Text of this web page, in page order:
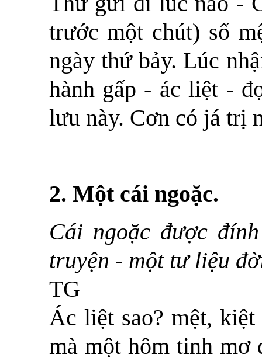
trước một chút) số
ngày thứ bảy. Lúc
hành gấp - ác liệt -
lưu này. Cơn có já trị
2. Một cái ngoặc.
Cái ngoặc được
truyện - một tư liệu
TG
Ác liệt sao? mệt,
mà một hôm tinh mơ